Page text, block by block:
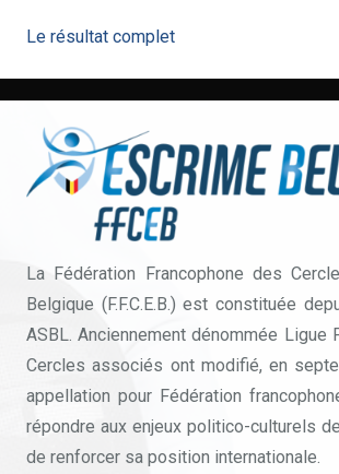
Le résultat complet
La Fédération Francophone des
Belgique (F.F.C.E.B.) est constituée
ASBL. Anciennement dénommée Ligue
Cercles associés ont modifié, en
appellation pour Fédération
répondre aux enjeux politico-culturels
de renforcer sa position internationale.